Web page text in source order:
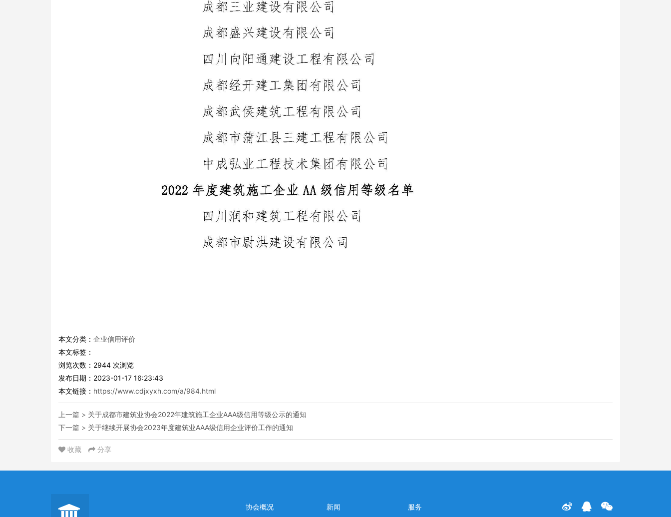
本文分类： 企业信用评价
本文标签：
浏览次数： 2944 次浏览
发布日期：2023-01-17 16:23:43
本文链接： https://www.cdjxyxh.com/a/984.html
上一篇 > 关于成都市建筑业协会2022年建筑施工企业AAA级信用等级公示的通知
下一篇 > 关于继续开展协会2023年度建筑业AAA级信用企业评价工作的通知
收藏 分享
协会概况 新闻 服务